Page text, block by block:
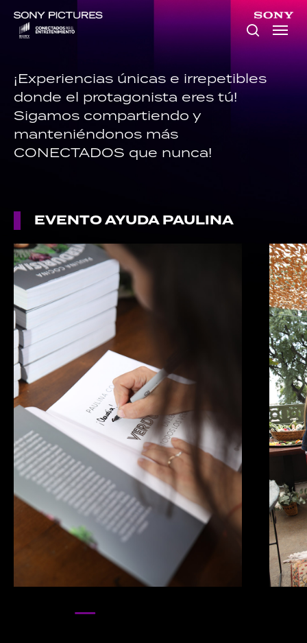
main
¡Experiencias únicas e irrepetibles
donde el protagonista eres tú!
Sigamos compartiendo y
manteniéndonos más
CONECTADOS que nunca!
EVENTO AYUDA PAULINA